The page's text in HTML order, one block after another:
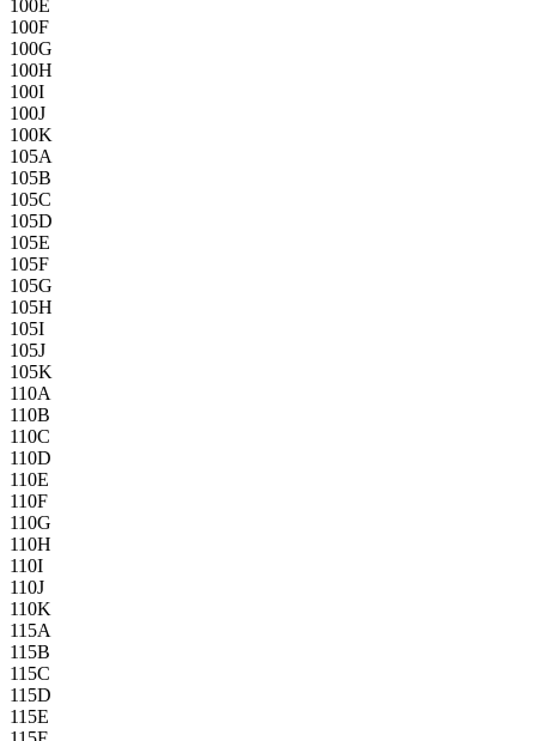
100E
100F
100G
100H
100I
100J
100K
105A
105B
105C
105D
105E
105F
105G
105H
105I
105J
105K
110A
110B
110C
110D
110E
110F
110G
110H
110I
110J
110K
115A
115B
115C
115D
115E